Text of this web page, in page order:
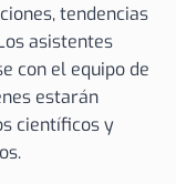
tendencias
asistentes
con el equipo de
estarán
científicos y